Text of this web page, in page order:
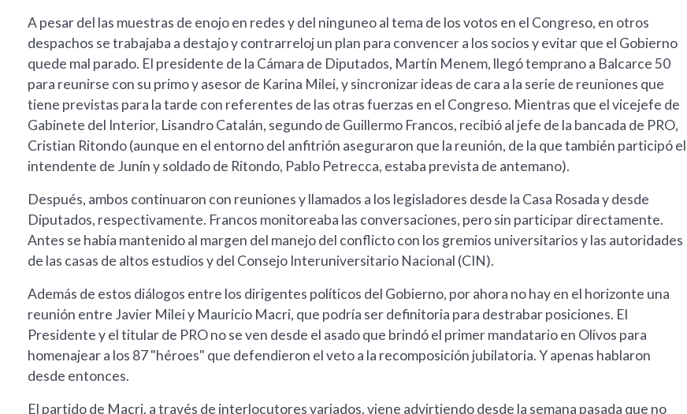
A pesar del las muestras de enojo en redes y del ninguneo al tema de los votos en el Congreso, en otros
despachos se trabajaba a destajo y contrarreloj un plan para convencer a los socios y evitar que el Gobierno
quede mal parado. El presidente de la Cámara de Diputados, Martín Menem, llegó temprano a Balcarce 50
para reunirse con su primo y asesor de Karina Milei, y sincronizar ideas de cara a la serie de reuniones que
tiene previstas para la tarde con referentes de las otras fuerzas en el Congreso. Mientras que el vicejefe de
Gabinete del Interior, Lisandro Catalán, segundo de Guillermo Francos, recibió al jefe de la bancada de PRO,
Cristian Ritondo (aunque en el entorno del anfitrión aseguraron que la reunión, de la que también participó el
intendente de Junín y soldado de Ritondo, Pablo Petrecca, estaba prevista de antemano).
Después, ambos continuaron con reuniones y llamados a los legisladores desde la Casa Rosada y desde
Diputados, respectivamente. Francos monitoreaba las conversaciones, pero sin participar directamente.
Antes se había mantenido al margen del manejo del conflicto con los gremios universitarios y las autoridades
de las casas de altos estudios y del Consejo Interuniversitario Nacional (CIN).
Además de estos diálogos entre los dirigentes políticos del Gobierno, por ahora no hay en el horizonte una
reunión entre Javier Milei y Mauricio Macri, que podría ser definitoria para destrabar posiciones. El
Presidente y el titular de PRO no se ven desde el asado que brindó el primer mandatario en Olivos para
homenajear a los 87 "héroes" que defendieron el veto a la recomposición jubilatoria. Y apenas hablaron
desde entonces.
El partido de Macri, a través de interlocutores variados, viene advirtiendo desde la semana pasada que no